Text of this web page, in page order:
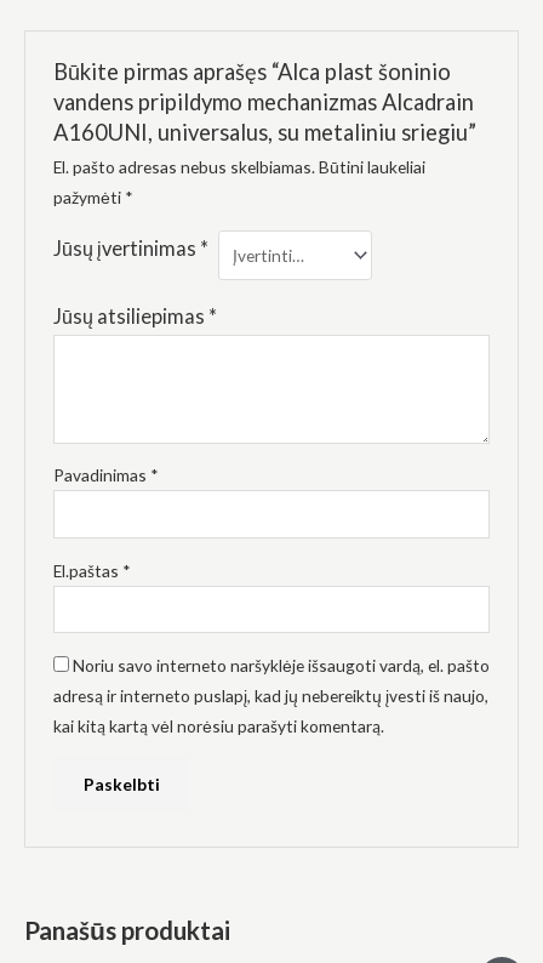
Būkite pirmas aprašęs “Alca plast šoninio
vandens pripildymo mechanizmas Alcadrain
A160UNI, universalus, su metaliniu sriegiu”
El. pašto adresas nebus skelbiamas.Būtini laukeliai
pažymėti *
Jūsų įvertinimas *
Jūsų atsiliepimas *
Pavadinimas *
El.paštas *
Noriu savo interneto naršyklėje išsaugoti vardą, el. pašto
adresą ir interneto puslapį, kad jų nebereiktų įvesti iš naujo,
kai kitą kartą vėl norėsiu parašyti komentarą.
Panašūs produktai
suasmenintą
pasiūlymus.